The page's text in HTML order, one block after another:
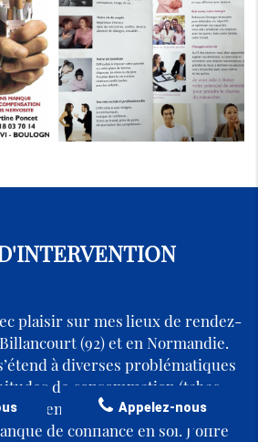
plaisir sur mes lieux de rendez-
(92) et en Normandie.
à diverses problématiques
de consommation (tabac,
alimentaires, les phobies, les
de confiance en soi. J’offre
Appelez-nous